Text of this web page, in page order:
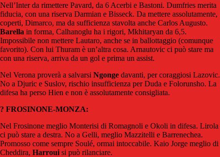
Nell’Inter da rimettere Pavard, da 6 Acerbi e Bastoni. Dumfries merita
fiducia, con una riserva Darmian e Bisseck. Da mettere assolutamente,
coperti, Dimarco, ma da sufficienza stavolta anche Carlos Augusto.
Barella in forma, Calhanoglu ha i rigori, Mkhitaryan da 6,5.
Impossibile non mettere Lautaro, anche se in ballottaggio (comunque
favorito). Con lui Thuram è un’altra cosa. Arnautovic ci può stare ma
con una riserva, arriva da un gol e prima un assist.
Nel Verona proverà a salvarsi Ngonge davanti, per coraggiosi Lazovic.
No a Djuric e Suslov, rischio insufficienza per Duda e Folorunsho. La
difesa ha perso Hien e non è assolutamente consigliata.
? FROSINONE-MONZA:
Nel Frosinone meglio Monterisi di Romagnoli e Okoli in difesa. Lirola
ci può stare a destra. No a Gelli, meglio Mazzitelli e Barrenechea.
Promosso come sempre Soulé, ormai intoccabile. Kaio Jorge meglio di
Cheddira, Harroui si può rilanciare.